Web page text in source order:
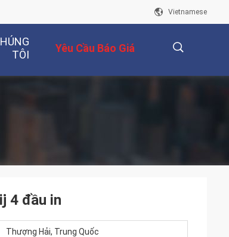
Vietnamese
TÔI
Yêu Cầu Báo Giá
4 đầu in
Thượng Hải, Trung Quốc